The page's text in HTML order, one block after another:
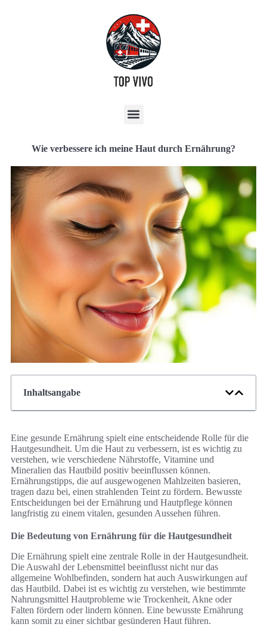
Wie verbessere ich meine Haut durch Ernährung?
Inhaltsangabe
Eine gesunde Ernährung spielt eine entscheidende Rolle für die
Hautgesundheit. Um die Haut zu verbessern, ist es wichtig zu
verstehen, wie verschiedene Nährstoffe, Vitamine und
Mineralien das Hautbild positiv beeinflussen können.
Ernährungstipps, die auf ausgewogenen Mahlzeiten basieren,
tragen dazu bei, einen strahlenden Teint zu fördern. Bewusste
Entscheidungen bei der Ernährung und Hautpflege können
langfristig zu einem vitalen, gesunden Aussehen führen.
Die Bedeutung von Ernährung für die Hautgesundheit
Die Ernährung spielt eine zentrale Rolle in der Hautgesundheit.
Die Auswahl der Lebensmittel beeinflusst nicht nur das
allgemeine Wohlbefinden, sondern hat auch Auswirkungen auf
das Hautbild. Dabei ist es wichtig zu verstehen, wie bestimmte
Nahrungsmittel Hautprobleme wie Trockenheit, Akne oder
Falten fördern oder lindern können. Eine bewusste Ernährung
kann somit zu einer sichtbar gesünderen Haut führen.